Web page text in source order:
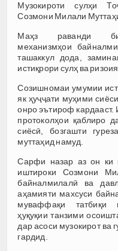
Музокироти сулҳи
Созмони Милали
Маҳз раванди
механизмҳои
ташаккул дода,
истиқрори сулҳ ва
Созишномаи умумии
як ҳуҷҷати муҳими
онро эътироф
протоколҳои қаблиро
сиёсӣ, бозгашти
муттаҳид намуд.
Сарфи назар аз он ки
иштироки Созмони
байналмилалӣ ва
аҳамияти махсуси
муваффақи татбиқи
ҳуқуқии танзими
дар асоси музокирот ва
гардид.